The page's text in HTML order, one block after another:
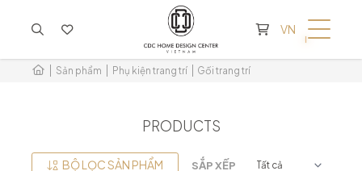
KHÔNG CÓ SẢN PHẨM TRONG GIỎ HÀNG
VN
Sản phẩm Phụ kiện trang trí Gối trang trí
PRODUCTS
BỘ LỌC SẢN PHẨM SẮP XẾP